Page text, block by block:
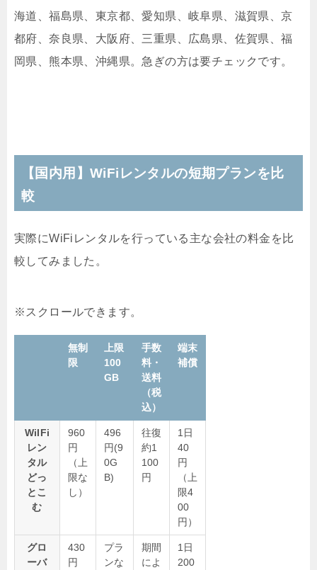
海道、福島県、東京都、愛知県、岐阜県、滋賀県、京
都府、奈良県、大阪府、三重県、広島県、佐賀県、福
岡県、熊本県、沖縄県。急ぎの方は要チェックです。
【国内用】WiFiレンタルの短期プランを比
較
実際にWiFiレンタルを行っている主な会社の料金を比
較してみました。
無制
限
上限
100
GB
手数
料・
送料
（税
込）
端末
補償
WiIFi
レン
タル
どっ
とこ
む
960
円
（上
限な
し）
496
円(9
0G
B)
往復
約1
100
円
1日
40
円
（上
限4
00
円）
グロ
ーバ
430
円
プラ
ンな
期間
によ
1日
200